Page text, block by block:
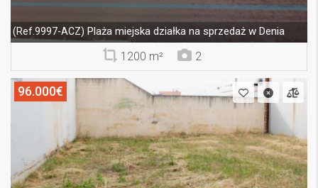
(Ref.9997-ACZ) Plaża miejska działka na sprzedaż w Denia
1200 m² 2
96.000€